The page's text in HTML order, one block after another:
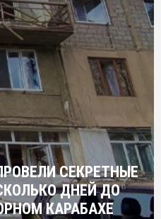
СЕКРЕТНЫЕ
ДНЕЙ ДО
КАРАБАХЕ